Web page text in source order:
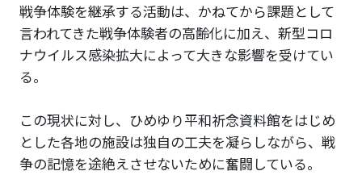
戦争体験を継承する活動は、かねてから課題として
言われてきた戦争体験者の高齢化に加え、新型コロ
ナウイルス感染拡大によって大きな影響を受けてい
る。
この現状に対し、ひめゆり平和祈念資料館をはじめ
とした各地の施設は独自の工夫を凝らしながら、戦
争の記憶を途絶えさせないために奮闘している。